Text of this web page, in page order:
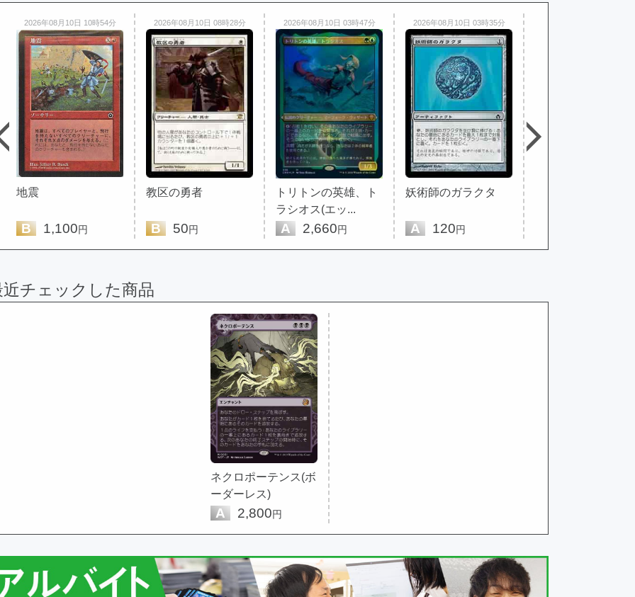
2026年08月10日 10時54分
地震
B 1,100円
2026年08月10日 08時28分
教区の勇者
B 50円
2026年08月10日 03時47分
トリトンの英雄、ト
ラシオス(エッ...
A 2,660円
2026年08月10日 03時35分
妖術師のガラクタ
A 120円
近チェックした商品
ネクロポーテンス(ボ
ーダーレス)
A 2,800円